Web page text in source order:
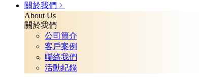
關於我們
About Us
關於我們
公司簡介
客戶案例
聯絡我們
活動紀錄